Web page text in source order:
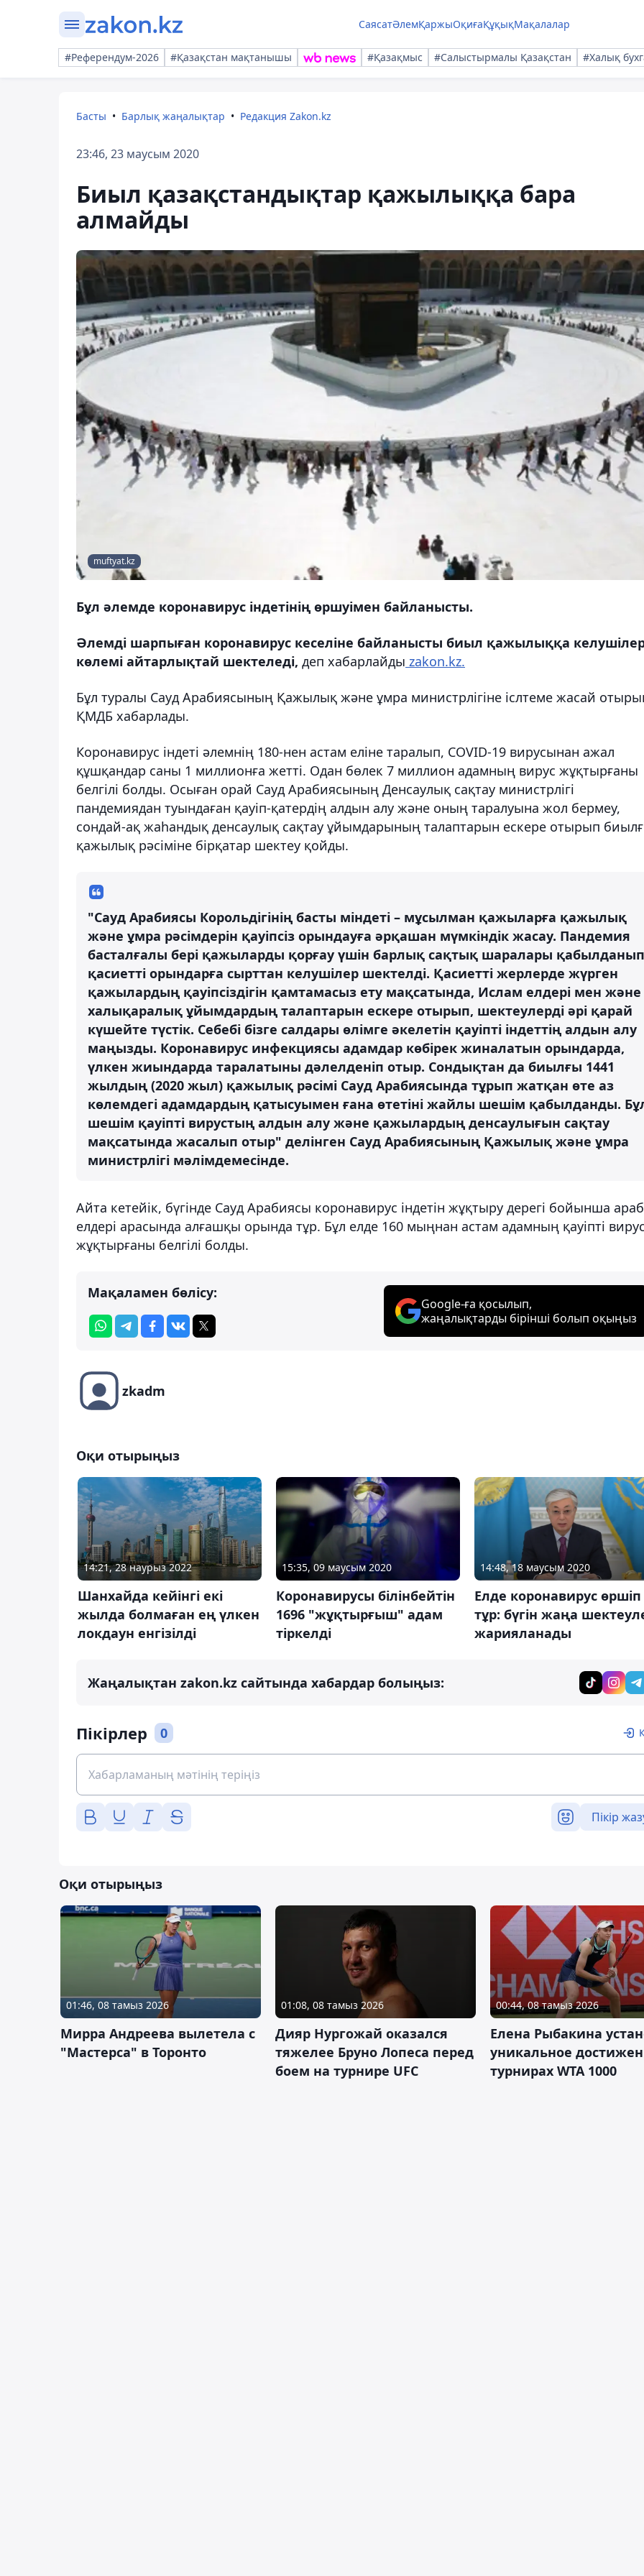
СаясатӘлемҚаржыОқиғаҚұқықМақалалар
#Референдум-2026 #Қазақстан мақтанышы #Қазақмыс #Салыстырмалы Қазақстан #Халық
Басты Барлық жаңалықтар Редакция Zakon.kz
23:46, 23 маусым 2020
Биыл қазақстандықтар қажылыққа бара
алмайды
muftyat.kz
Бұл әлемде коронавирус індетінің өршуімен байланысты.
Әлемді шарпыған коронавирус кеселіне байланысты биыл қажылыққа
көлемі айтарлықтай шектеледі, деп хабарлайды zakon.kz.
Бұл туралы Сауд Арабиясының Қажылық және ұмра министрлігіне іслтеме жасай
ҚМДБ хабарлады.
Коронавирус індеті әлемнің 180-нен астам еліне таралып, COVID-19 вирусынан ажал
құшқандар саны 1 миллионға жетті. Одан бөлек 7 миллион адамның вирус жұқтырғаны
белгілі болды. Осыған орай Сауд Арабиясының Денсаулық сақтау министрлігі
пандемиядан туындаған қауіп-қатердің алдын алу және оның таралуына жол бермеу,
сондай-ақ жаһандық денсаулық сақтау ұйымдарының талаптарын ескере отырып
қажылық рәсіміне бірқатар шектеу қойды.
"Сауд Арабиясы Корольдігінің басты міндеті – мұсылман қажыларға қажылық
және ұмра рәсімдерін қауіпсіз орындауға әрқашан мүмкіндік жасау. Пандемия
басталғалы бері қажыларды қорғау үшін барлық сақтық шаралары
қасиетті орындарға сырттан келушілер шектелді. Қасиетті жерлерде жүрген
қажылардың қауіпсіздігін қамтамасыз ету мақсатында, Ислам елдері мен және
халықаралық ұйымдардың талаптарын ескере отырып, шектеулерді әрі қарай
күшейте түстік. Себебі бізге салдары өлімге әкелетін қауіпті індеттің алдын алу
маңызды. Коронавирус инфекциясы адамдар көбірек жиналатын орындарда,
үлкен жиындарда таралатыны дәлелденіп отыр. Сондықтан да биылғы 1441
жылдың (2020 жыл) қажылық рәсімі Сауд Арабиясында тұрып жатқан өте аз
көлемдегі адамдардың қатысуымен ғана өтетіні жайлы шешім қабылданды.
шешім қауіпті вирустың алдын алу және қажылардың денсаулығын сақтау
мақсатында жасалып отыр" делінген Сауд Арабиясының Қажылық және ұмра
министрлігі мәлімдемесінде.
Айта кетейік, бүгінде Сауд Арабиясы коронавирус індетін жұқтыру дерегі бойынша араб
елдері арасында алғашқы орында тұр. Бұл елде 160 мыңнан астам адамның қауіпті
жұқтырғаны белгілі болды.
Мақаламен бөлісу:
Google-ға қосылып,
жаңалықтарды бірінші болып оқыңыз
zkadm
Оқи отырыңыз
14:21, 28 наурыз 2022
Шанхайда кейінгі екі
жылда болмаған ең үлкен
локдаун енгізілді
15:35, 09 маусым 2020
Коронавирусы білінбейтін
1696 "жұқтырғыш" адам
тіркелді
14:48, 18 маусым 2020
Елде коронавирус өршіп
тұр: бүгін жаңа
жарияланады
Жаңалықтан zakon.kz сайтында хабардар болыңыз:
Пікірлер 0
Пікір
Оқи отырыңыз
01:46, 08 тамыз 2026
Мирра Андреева вылетела с
"Мастерса" в Торонто
01:08, 08 тамыз 2026
Дияр Нургожай оказался
тяжелее Бруно Лопеса перед
боем на турнире UFC
00:44, 08 тамыз 2026
Елена Рыбакина
уникальное
турнирах WTA 1000